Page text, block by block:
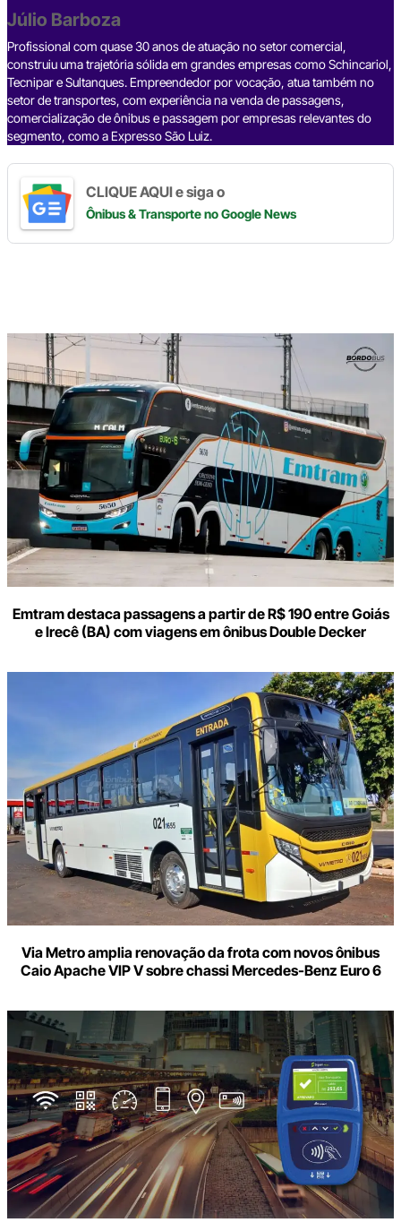
o
k
Júlio Barboza
Profissional com quase 30 anos de atuação no setor comercial,
construiu uma trajetória sólida em grandes empresas como Schincariol,
Tecnipar e Sultanques. Empreendedor por vocação, atua também no
setor de transportes, com experiência na venda de passagens,
comercialização de ônibus e passagem por empresas relevantes do
segmento, como a Expresso São Luiz.
CLIQUE AQUI e siga o
Ônibus & Transporteno Google News
Emtram destaca passagens a partir de R$ 190 entre Goiás
e Irecê (BA) com viagens em ônibus Double Decker
Via Metro amplia renovação da frota com novos ônibus
Caio Apache VIP V sobre chassi Mercedes-Benz Euro 6
Digite
aqui
o
seu
e-
mail